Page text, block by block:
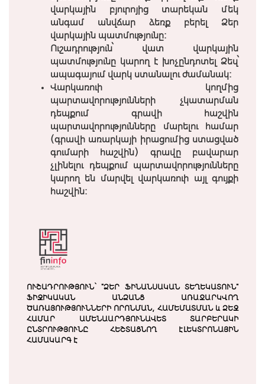
վարկային բյուրոյից տարեկան մեկ
անգամ անվճար ձեռք բերել Ձեր
վարկային պատմությունը:
Ուշադրություն՝ վատ վարկային
պատմությունը կարող է խոչընդոտել Ձեզ՝
ապագայում վարկ ստանալու ժամանակ:
Վարկառուի կողմից
պարտավորությունների չկատարման
դեպքում գրավի հաշվին
պարտավորությունները մարելու համար
(գրավի առարկայի իրացումից ստացված
գումարի հաշվին) գրավը բավարար
չլինելու դեպքում պարտավորությունները
կարող են մարվել վարկառուի այլ գույքի
հաշվին:
ՈՒՇԱԴՐՈՒԹՅՈՒՆ` "ՁԵՐ ՖԻՆԱՆՍԱԿԱՆ ՏԵՂԵԿԱՏՈՒՆ"
ՖԻԶԻԿԱԿԱՆ ԱՆՁԱՆՑ ԱՌԱՋԱՐԿՎՈՂ
ԾԱՌԱՅՈՒԹՅՈՒՆՆԵՐԻ ՈՐՈՆՄԱՆ, ՀԱՄԵՄԱՏՄԱՆ և ՁԵԶ
ՀԱՄԱՐ ԱՄԵՆԱԱՐԴՅՈՒՆԱՎԵՏ ՏԱՐԲԵՐԱԿԻ
ԸՆՏՐՈՒԹՅՈՒՆԸ ՀԵՇՏԱՑՆՈՂ ԷԼԵԿՏՐՈՆԱՅԻՆ
ՀԱՄԱԿԱՐԳ Է